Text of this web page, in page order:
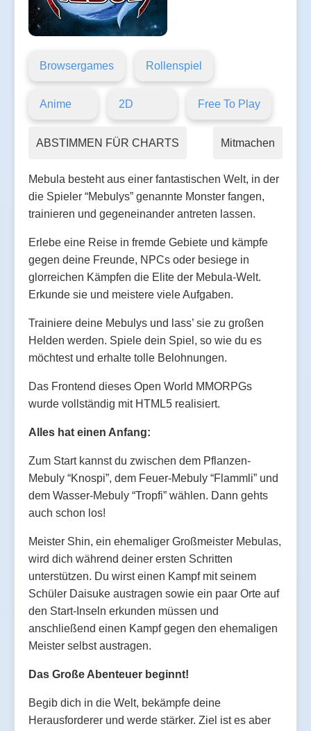
Browsergames Rollenspiel
Anime 2D Free To Play
ABSTIMMEN FÜR CHARTS Mitmachen
Mebula besteht aus einer fantastischen Welt, in der
die Spieler “Mebulys” genannte Monster fangen,
trainieren und gegeneinander antreten lassen.
Erlebe eine Reise in fremde Gebiete und kämpfe
gegen deine Freunde, NPCs oder besiege in
glorreichen Kämpfen die Elite der Mebula-Welt.
Erkunde sie und meistere viele Aufgaben.
Trainiere deine Mebulys und lass’ sie zu großen
Helden werden. Spiele dein Spiel, so wie du es
möchtest und erhalte tolle Belohnungen.
Das Frontend dieses Open World MMORPGs
wurde vollständig mit HTML5 realisiert.
Alles hat einen Anfang:
Zum Start kannst du zwischen dem Pflanzen-
Mebuly “Knospi”, dem Feuer-Mebuly “Flammli” und
dem Wasser-Mebuly “Tropfi” wählen. Dann gehts
auch schon los!
Meister Shin, ein ehemaliger Großmeister Mebulas,
wird dich während deiner ersten Schritten
unterstützen. Du wirst einen Kampf mit seinem
Schüler Daisuke austragen sowie ein paar Orte auf
den Start-Inseln erkunden müssen und
anschließend einen Kampf gegen den ehemaligen
Meister selbst austragen.
Das Große Abenteuer beginnt!
Begib dich in die Welt, bekämpfe deine
Herausforderer und werde stärker. Ziel ist es aber